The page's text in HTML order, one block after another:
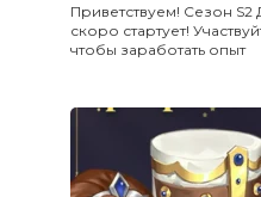
Приветствуем! Сезон
скоро стартует!
чтобы заработать опыт